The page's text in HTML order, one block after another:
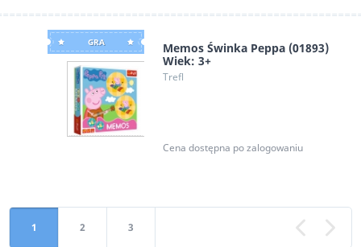
GRA
Memos Świnka Peppa (01893)
Wiek: 3+
Trefl
Cena dostępna po zalogowaniu
1 2 3